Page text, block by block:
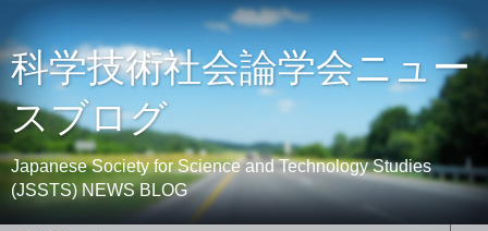
科学技術社会論学会ニュー
スブログ
Japanese Society for Science and Technology Studies
(JSSTS) NEWS BLOG